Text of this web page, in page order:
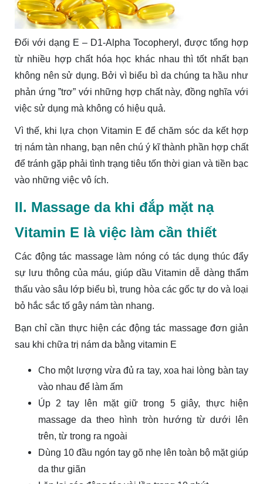
Đối với dạng E – D1-Alpha Tocopheryl, được tổng hợp
từ nhiều hợp chất hóa học khác nhau thì tốt nhất bạn
không nên sử dụng. Bởi vì biểu bì da chúng ta hầu như
phản ứng ”trơ” với những hợp chất này, đồng nghĩa với
việc sử dụng mà không có hiệu quả.
Vì thế, khi lựa chọn Vitamin E để chăm sóc da kết hợp
trị nám tàn nhang, bạn nên chú ý kĩ thành phần hợp chất
để tránh gặp phải tình trạng tiêu tốn thời gian và tiền bạc
vào những việc vô ích.
II. Massage da khi đắp mặt nạ
Vitamin E là việc làm cần thiết
Các động tác massage làm nóng có tác dụng thúc đẩy
sự lưu thông của máu, giúp dầu Vitamin dễ dàng thẩm
thấu vào sâu lớp biểu bì, trung hòa các gốc tự do và loại
bỏ hắc sắc tố gây nám tàn nhang.
Bạn chỉ cần thực hiện các động tác massage đơn giản
sau khi chữa trị nám da bằng vitamin E
Cho một lượng vừa đủ ra tay, xoa hai lòng bàn tay
vào nhau để làm ấm
Úp 2 tay lên mặt giữ trong 5 giây, thực hiện
massage da theo hình tròn hướng từ dưới lên
trên, từ trong ra ngoài
Dùng 10 đầu ngón tay gõ nhẹ lên toàn bộ mặt giúp
da thư giãn